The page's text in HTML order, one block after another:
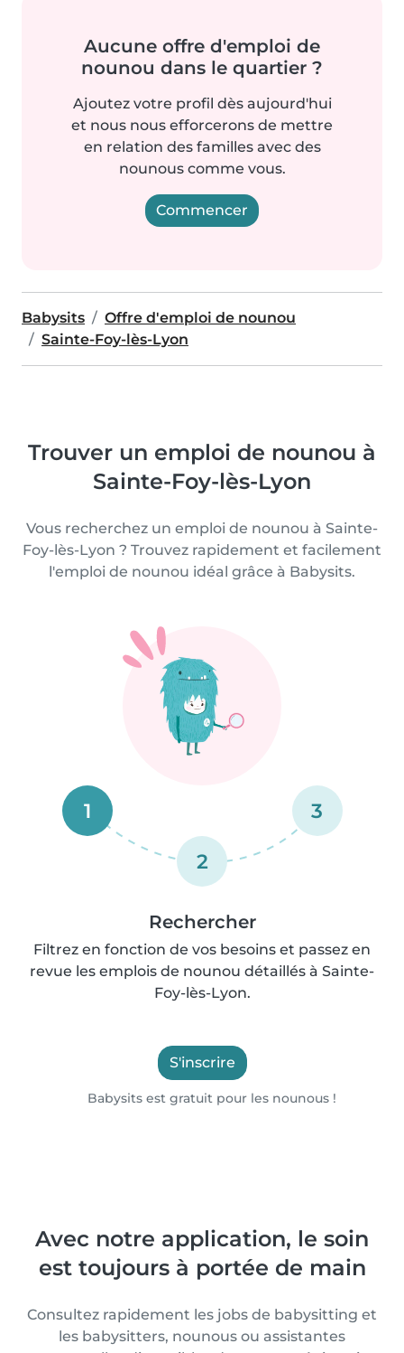
Aucune offre d'emploi de
nounou dans le quartier ?
Ajoutez votre profil dès aujourd'hui
et nous nous efforcerons de mettre
en relation des familles avec des
nounous comme vous.
Commencer
Babysits
Offre d'emploi de nounou
Sainte-Foy-lès-Lyon
Trouver un emploi de nounou à
Sainte-Foy-lès-Lyon
Vous recherchez un emploi de nounou à Sainte-
Foy-lès-Lyon ? Trouvez rapidement et facilement
l'emploi de nounou idéal grâce à Babysits.
1
2
3
Rechercher
Filtrez en fonction de vos besoins et passez en
revue les emplois de nounou détaillés à Sainte-
Foy-lès-Lyon.
S'inscrire
Babysits est gratuit pour les nounous !
Avec notre application, le soin
est toujours à portée de main
Consultez rapidement les jobs de babysitting et
les babysitters, nounous ou assistantes